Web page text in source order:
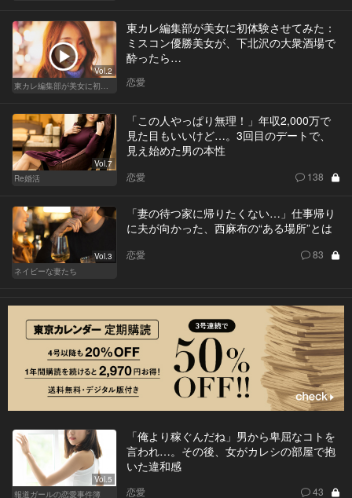
Vol.2
東カレ編集部が美女に初体験させてみた
東カレ編集部が美女に初体験させてみた：
ミスコン優勝美女が、下北沢の大衆酒場で
酔ったら…
恋愛
Vol.7
Re婚活
「この人やっぱり無理！」年収2,000万で
見た目もいいけど…。3回目のデートで、
見え始めた男の本性
恋愛 138
Vol.3
ネイビーな妻たち
「妻の待つ家に帰りたくない…」仕事帰り
に夫が向かった、西麻布の“ある場所”とは
恋愛 83
Vol.5
報道ガールの恋愛事件簿
「俺より稼ぐんだね」男から卑屈なコトを
言われ…。その後、女がカレシの部屋で抱
いた違和感
恋愛 43